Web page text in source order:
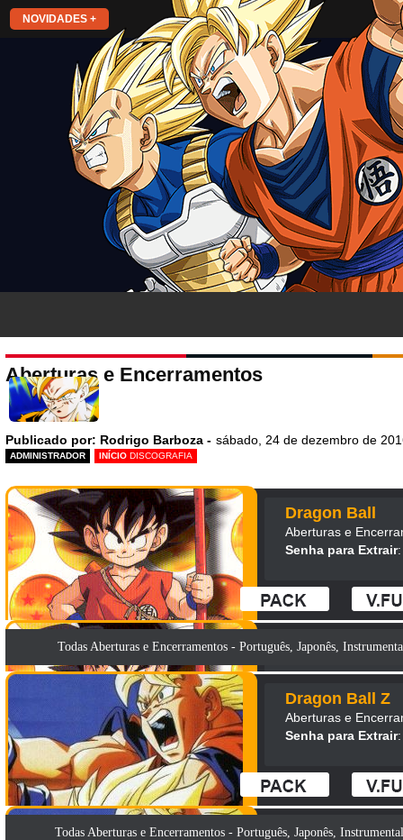
NOVIDADES +
Aberturas e Encerramentos
Publicado por: Rodrigo Barboza - sábado, 24 de dezembro de
ADMINISTRADOR INÍCIO DISCOGRAFIA
Dragon Ball
Aberturas e
Senha para Extrair
Todas Aberturas e Encerramentos - Português, Japonês,
Dragon Ball Z
Aberturas e
Senha para Extrair
Todas Aberturas e Encerramentos - Português, Japonês,